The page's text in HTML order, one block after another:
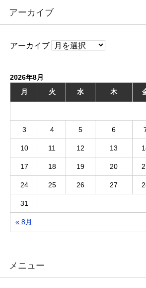
アーカイブ
アーカイブ
2026年8月
月
火 水 木
« 8月
3 4 5 6
10 11 12 13
17 18 19 20
24 25 26 27
31
メニュー